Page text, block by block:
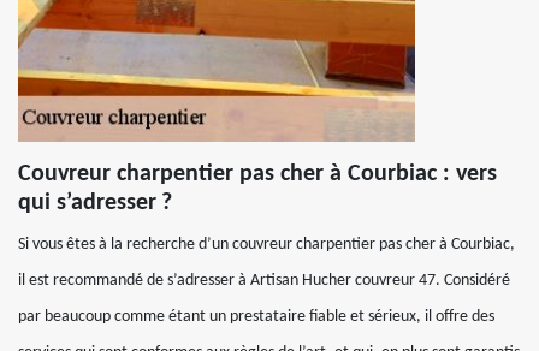
Couvreur charpentier pas cher à Courbiac : vers
qui s’adresser ?
Si vous êtes à la recherche d’un couvreur charpentier pas cher à Courbiac,
il est recommandé de s’adresser à Artisan Hucher couvreur 47. Considéré
par beaucoup comme étant un prestataire fiable et sérieux, il offre des